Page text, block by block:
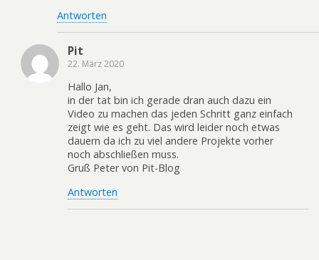
Antworten
Pit
22. März 2020
Hallo Jan,
in der tat bin ich gerade dran auch dazu ein
Video zu machen das jeden Schritt ganz einfach
zeigt wie es geht. Das wird leider noch etwas
dauern da ich zu viel andere Projekte vorher
noch abschließen muss.
Gruß Peter von Pit-Blog
Antworten